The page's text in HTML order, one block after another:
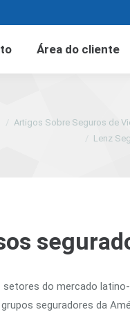
Área do cliente
Artigos Sobre Seguros de
Lenz
setores do mercado
seguradores da